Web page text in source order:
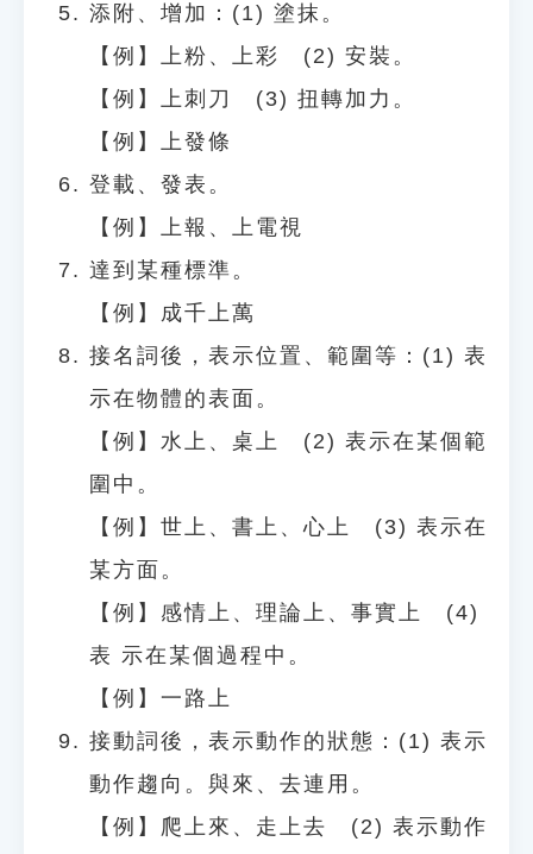
添附、增加：(1) 塗抹。
【例】上粉、上彩 (2) 安裝。
【例】上刺刀 (3) 扭轉加力。
【例】上發條
登載、發表。
【例】上報、上電視
達到某種標準。
【例】成千上萬
接名詞後，表示位置、範圍等：(1) 表
示在物體的表面。
【例】水上、桌上 (2) 表示在某個範
圍中。
【例】世上、書上、心上 (3) 表示在
某方面。
【例】感情上、理論上、事實上 (4)
表 示在某個過程中。
【例】一路上
接動詞後，表示動作的狀態：(1) 表示
動作趨向。與來、去連用。
【例】爬上來、走上去 (2) 表示動作